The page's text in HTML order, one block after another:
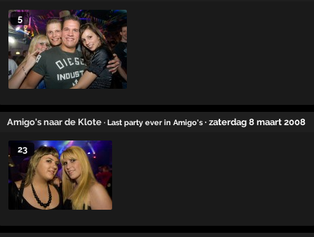
5
Amigo's naar de Klote · Last party ever in Amigo's · zaterdag 8 maart 2008
23